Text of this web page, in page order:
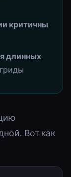
критичны
длинных
Вот как